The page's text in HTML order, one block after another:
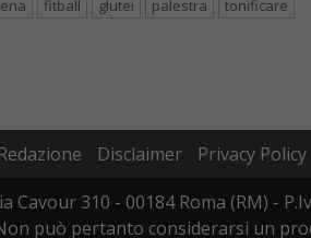
fitball glutei palestra tonificare
Redazione Disclaimer
Privacy Policy
310 - 00184 Roma (RM) -
può pertanto considerarsi un